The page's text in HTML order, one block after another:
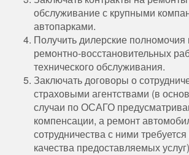
обслуживание с крупными
автопарками.
Получить дилерские
ремонтно-восстановительных
технического обслуживания.
Заключать договоры о
страховыми агентствами (в
случаи по ОСАГО
компенсации, а ремонт
сотрудничества с ними
качества предоставляемых